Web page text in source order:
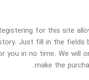
for this site
Just fill in the fields
you in no time. We will
make the